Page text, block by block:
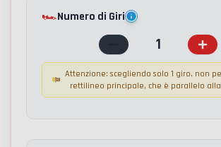
🏎️Numero di Giri
1
Attenzione: scegliendo solo 1 giro, non
rettilineo principale, che è parallelo